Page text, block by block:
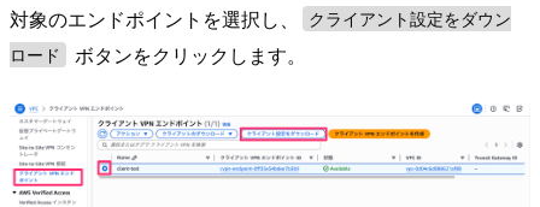
対象のエンドポイントを選択し、
クライアント設定をダウン
ロード
ボタンをクリックします。